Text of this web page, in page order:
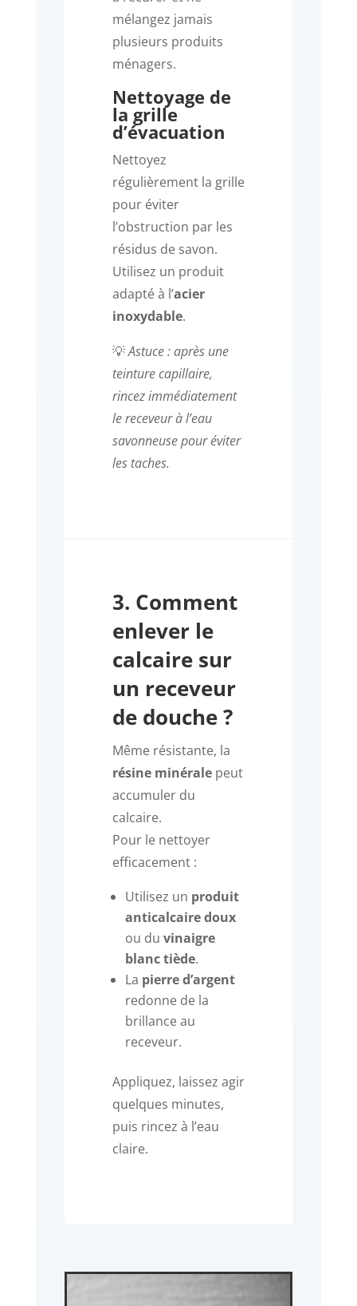
mélangez jamais
plusieurs produits
ménagers.
Nettoyage de
la grille
d’évacuation
Nettoyez
régulièrement la grille
pour éviter
l’obstruction par les
résidus de savon.
Utilisez un produit
adapté à l’acier
inoxydable.
💡Astuce : après une
teinture capillaire,
rincez immédiatement
le receveur à l’eau
savonneuse pour éviter
les taches.
3. Comment
enlever le
calcaire sur
un receveur
de douche ?
Même résistante, la
résine minéralepeut
accumuler du
calcaire.
Pour le nettoyer
efficacement :
Utilisez un produit
anticalcaire doux
ou du vinaigre
blanc tiède.
La pierre d’argent
redonne de la
brillance au
receveur.
Appliquez, laissez agir
quelques minutes,
puis rincez à l’eau
claire.